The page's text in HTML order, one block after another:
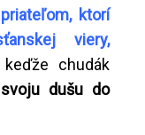
ktorí
viery,
keďže chudák
dušu do